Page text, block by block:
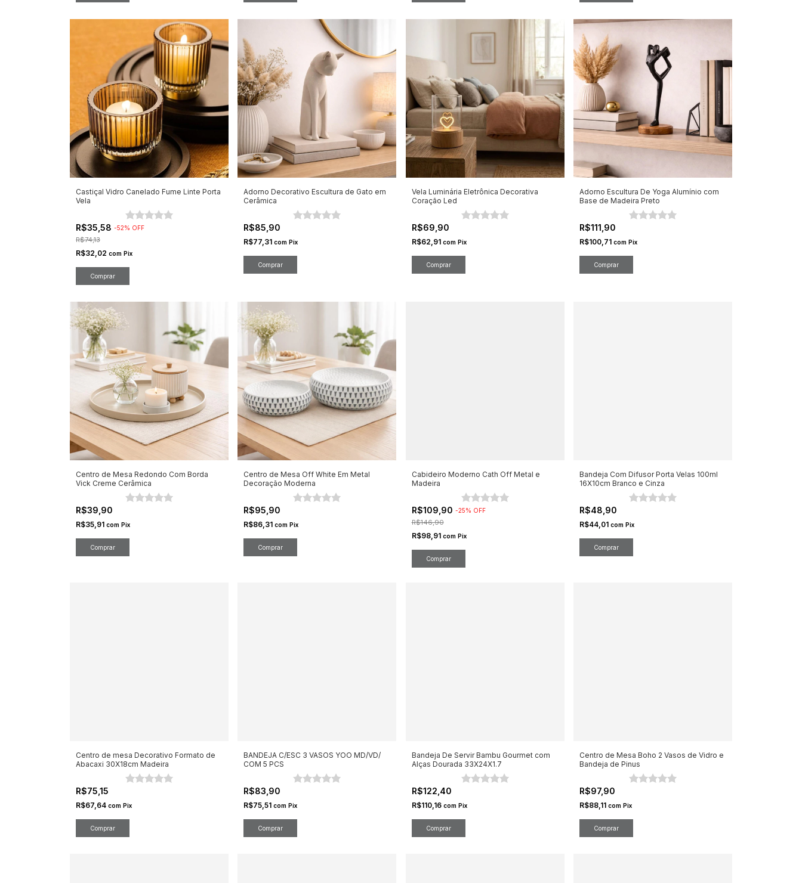
Castiçal Vidro Canelado Fume Linte Porta
Vela
R$35,58 -52% OFF
R$74,13
R$32,02 com Pix
Adorno Decorativo Escultura de Gato em
Cerâmica
R$85,90
R$77,31com Pix
Vela Luminária Eletrônica Decorativa
Coração Led
R$69,90
R$62,91 com Pix
Adorno Escultura De Yoga Alumínio com
Base de Madeira Preto
R$111,90
R$100,71 com Pix
Comprar
Centro de Mesa Redondo Com Borda
Vick Creme Cerâmica
R$39,90
R$35,91 com Pix
Centro de Mesa Off White Em Metal
Decoração Moderna
R$95,90
R$86,31com Pix
Comprar
Cabideiro Moderno Cath Off Metal e
Madeira
R$109,90 -25% OFF
R$146,90
R$98,91 com Pix
Comprar
Bandeja Com Difusor Porta Velas 100ml
16X10cm Branco e Cinza
R$48,90
R$44,01 com Pix
Comprar
Centro de mesa Decorativo Formato de
Abacaxi 30X18cm Madeira
R$75,15
R$67,64 com Pix
Comprar
BANDEJA C/ESC 3 VASOS YOO MD/VD/
COM 5 PCS
R$83,90
R$75,51com Pix
Bandeja De Servir Bambu Gourmet com
Alças Dourada 33X24X1.7
R$122,40
R$110,16 com Pix
Centro de Mesa Boho 2 Vasos de Vidro e
Bandeja de Pinus
R$97,90
R$88,11 com Pix